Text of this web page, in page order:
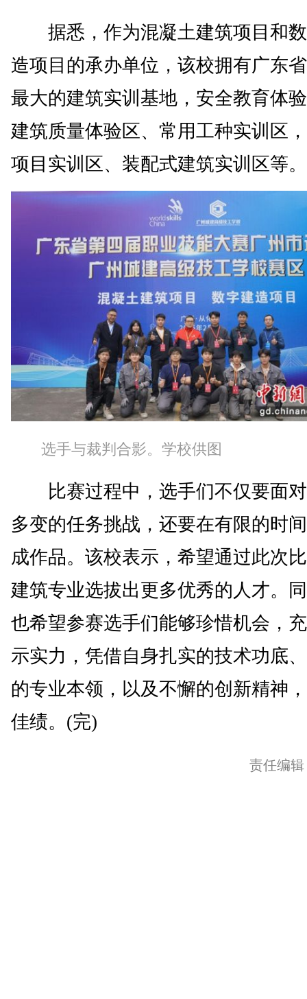
据悉，作为混凝土建筑项目和
造项目的承办单位，该校拥有广东
最大的建筑实训基地，安全教育体
建筑质量体验区、常用工种实训区
项目实训区、装配式建筑实训区等。
选手与裁判合影。学校供图
比赛过程中，选手们不仅要面
多变的任务挑战，还要在有限的时
成作品。该校表示，希望通过此次
建筑专业选拔出更多优秀的人才。
也希望参赛选手们能够珍惜机会，
示实力，凭借自身扎实的技术功底
的专业本领，以及不懈的创新精神
佳绩。(完)
责任编